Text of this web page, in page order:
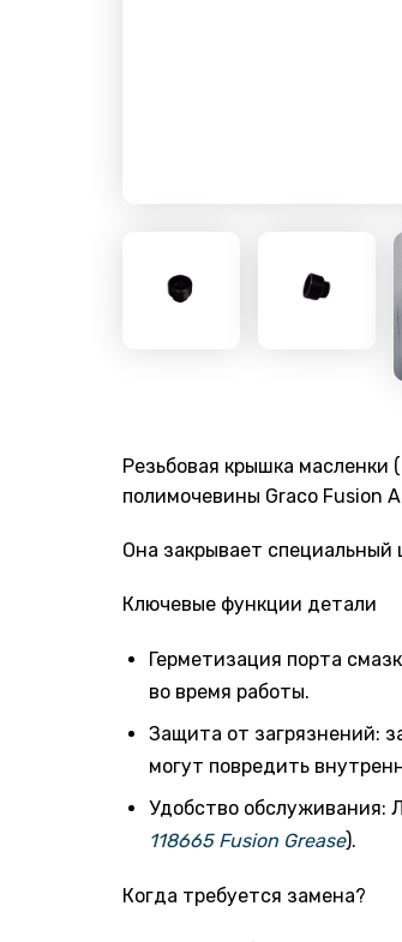
Резьбовая крышка масленки
полимочевины Graco Fusion
Она закрывает специальный
Ключевые функции детали
Герметизация порта
во время работы.
Защита от загрязнений:
могут повредить
Удобство обслуживания:
118665 Fusion Grease).
Когда требуется замена?